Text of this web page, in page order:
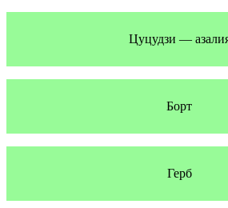
Цуцудзи —
Борт
Герб